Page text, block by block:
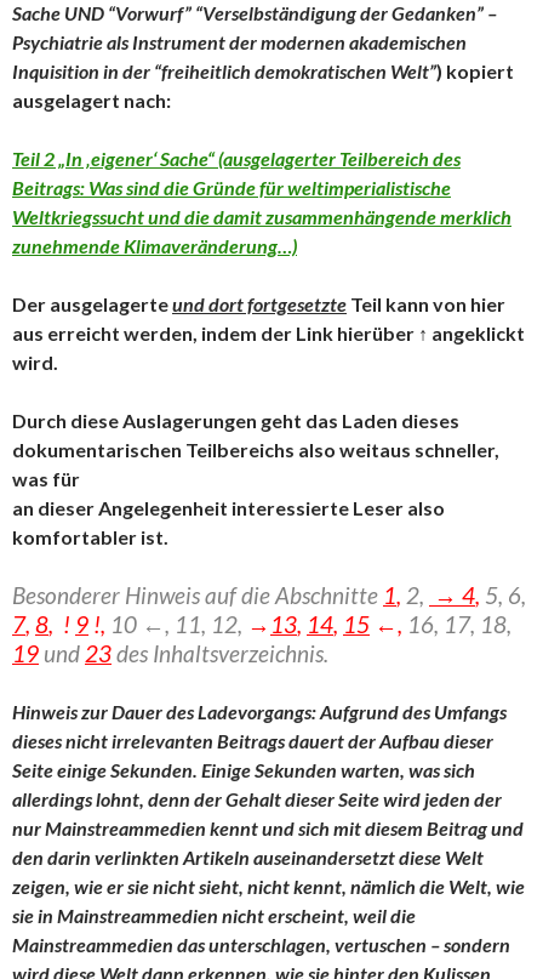
Sache UND “Vorwurf” “Verselbständigung der Gedanken” –
Psychiatrie als Instrument der modernen akademischen
Inquisition in der “freiheitlich demokratischen Welt”) kopiert
ausgelagert nach:
Teil 2 „In ‚eigener‘ Sache“ (ausgelagerter Teilbereich des
Beitrags: Was sind die Gründe für weltimperialistische
Weltkriegssucht und die damit zusammenhängende merklich
zunehmende Klimaveränderung…)
Der ausgelagerteund dort fortgesetzte Teil kann von hier
aus erreicht werden, indem der Link hierüber ↑ angeklickt
wird.
Durch diese Auslagerungen geht das Laden dieses
dokumentarischen Teilbereichs also weitaus schneller,
was für
an dieser Angelegenheit interessierte Leser also
komfortabler ist.
Besonderer Hinweis auf die Abschnitte 1, 2, → 4, 5, 6,
7, 8, ! 9 !, 10 ←, 11, 12, → 13, 14, 15 ←, 16, 17, 18,
19 und 23des Inhaltsverzeichnis.
Hinweis zur Dauer des Ladevorgangs: Aufgrund des Umfangs
dieses nicht irrelevanten Beitrags dauert der Aufbau dieser
Seite einige Sekunden. Einige Sekunden warten, was sich
allerdings lohnt, denn der Gehalt dieser Seite wird jeden der
nur Mainstreammedien kennt und sich mit diesem Beitrag und
den darin verlinkten Artikeln auseinandersetzt diese Welt
zeigen, wie er sie nicht sieht, nicht kennt, nämlich die Welt, wie
sie in Mainstreammedien nicht erscheint, weil die
Mainstreammedien das unterschlagen, vertuschen – sondern
wird diese Welt dann erkennen, wie sie hinter den Kulissen